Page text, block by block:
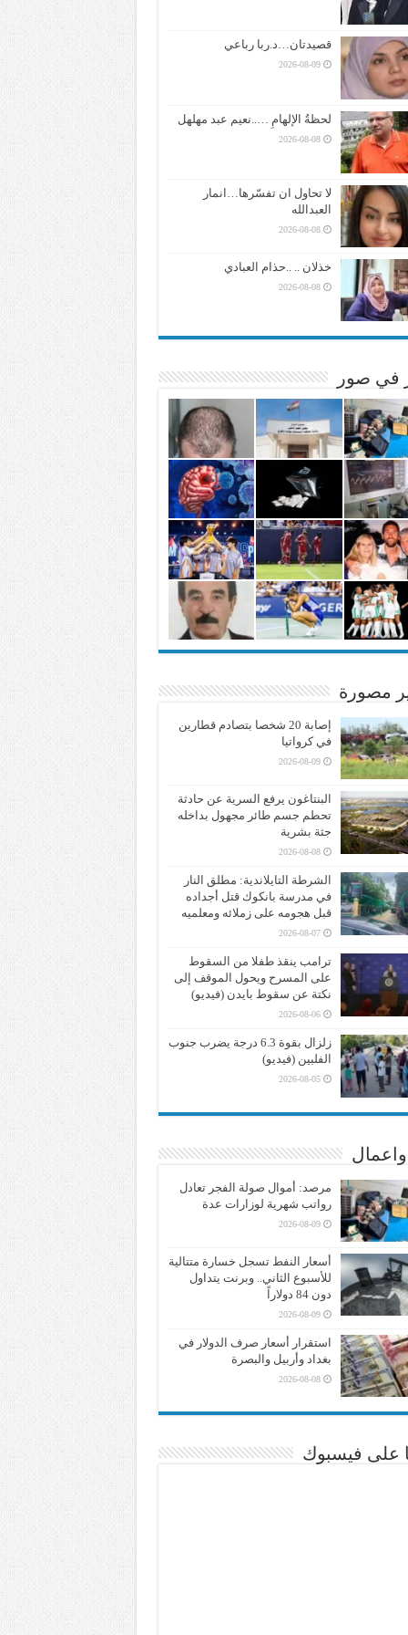
قصيدتان…د.ربا رباعي
2026-08-09
لحظةُ الإلهامِ …..نعيم عبد مهلهل
2026-08-08
لا تحاول ان تفسّرها…انمار
العبدالله
2026-08-08
خذلان .. ..حذام العبادي
2026-08-08
في صور
مصورة
إصابة 20 شخصا بتصادم قطارين
في كرواتيا
2026-08-09
البنتاغون يرفع السرية عن حادثة
تحطم جسم طائر مجهول بداخله
جثة بشرية
2026-08-08
الشرطة التايلاندية: مطلق النار
في مدرسة بانكوك قتل أجداده
قبل هجومه على زملائه ومعلميه
2026-08-07
ترامب ينقذ طفلا من السقوط
على المسرح ويحول الموقف إلى
نكتة عن سقوط بايدن (فيديو)
2026-08-06
زلزال بقوة 6.3 درجة يضرب جنوب
الفلبين (فيديو)
2026-08-05
مرصد: أموال صولة الفجر تعادل
رواتب شهرية لوزارات عدة
2026-08-09
أسعار النفط تسجل خسارة متتالية
للأسبوع الثاني.. وبرنت يتداول
دون 84 دولاراً
2026-08-09
استقرار أسعار صرف الدولار في
بغداد وأربيل والبصرة
2026-08-08
على فيسبوك